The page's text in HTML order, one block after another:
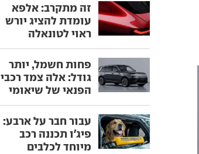
זה מתקרב: אלפא
עומדת להציג יורש
ראוי לטונאלה
פחות חשמל, יותר
גודל: אלה צמד רכבי
הפנאי של שיאומי
עבור חבר על ארבע:
פיג'ו תכננה רכב
מיוחד לכלבים